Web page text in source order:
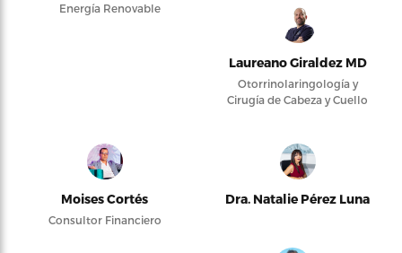
Energía Renovable
Laureano Giraldez MD
Otorrinolaringología y
Cirugía de Cabeza y Cuello
Moises Cortés
Consultor Financiero
Dra. Natalie Pérez Luna